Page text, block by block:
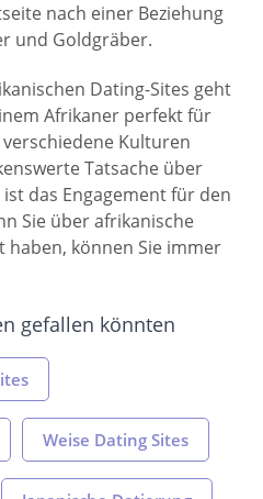
nach einer Beziehung
und Goldgräber.
Dating-Sites geht
Afrikaner perfekt für
Kulturen
Tatsache über
das Engagement für den
Sie über afrikanische
haben, können Sie immer
gefallen könnten
Weise Dating Sites